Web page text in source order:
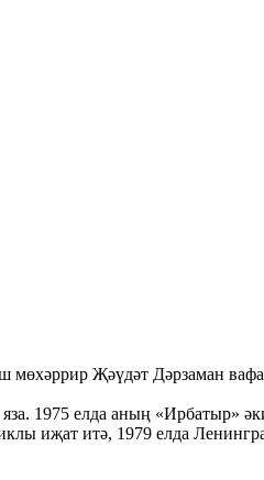
мөхәррир Җәүдәт Дәрзаман
1975 елда аның «Ирбатыр»
иҗат итә, 1979 елда